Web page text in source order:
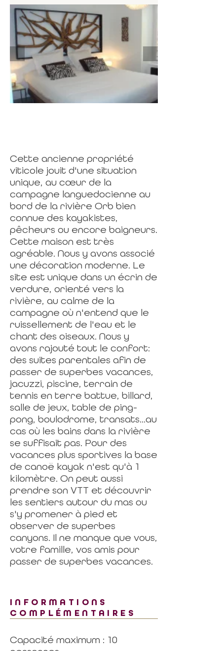
Cette ancienne propriété
viticole jouit d'une situation
unique, au cœur de la
campagne languedocienne au
bord de la rivière Orb bien
connue des kayakistes,
pêcheurs ou encore baigneurs.
Cette maison est très
agréable. Nous y avons associé
une décoration moderne. Le
site est unique dans un écrin de
verdure, orienté vers la
rivière, au calme de la
campagne où n'entend que le
ruissellement de l'eau et le
chant des oiseaux. Nous y
avons rajouté tout le confort:
des suites parentales afin de
passer de superbes vacances,
jacuzzi, piscine, terrain de
tennis en terre battue, billard,
salle de jeux, table de ping-
pong, boulodrome, transats...au
cas où les bains dans la rivière
se suffisait pas. Pour des
vacances plus sportives la base
de canoë kayak n'est qu'à 1
kilomètre. On peut aussi
prendre son VTT et découvrir
les sentiers autour du mas ou
s'y promener à pied et
observer de superbes
canyons. Il ne manque que vous,
votre famille, vos amis pour
passer de superbes vacances.
INFORMATIONS
COMPLÉMENTAIRES
Capacité maximum : 10